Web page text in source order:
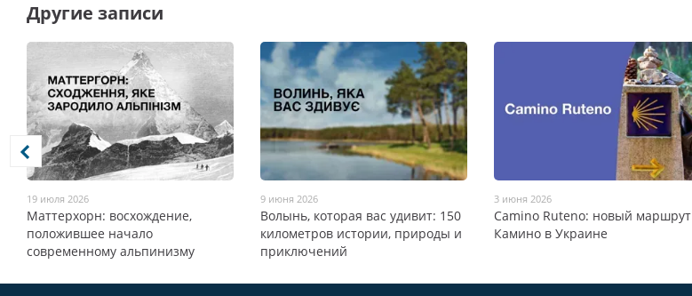
Другие записи
19 июля 2026
Маттерхорн: восхождение,
положившее начало
современному альпинизму
9 июня 2026
Волынь, которая вас удивит: 150
километров истории, природы и
приключений
3 июня 2026
Camino Ruteno: новый маршрут
Камино в Украине